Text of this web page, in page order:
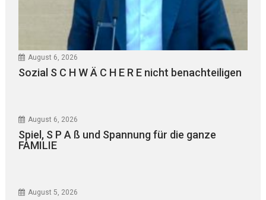
August 6, 2026
Sozial S C H W Ä C H E R E nicht benachteiligen
August 6, 2026
Spiel, S P A ß und Spannung für die ganze
FAMILIE
August 5, 2026